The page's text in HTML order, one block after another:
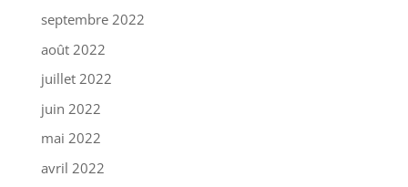
septembre 2022
août 2022
juillet 2022
juin 2022
mai 2022
avril 2022